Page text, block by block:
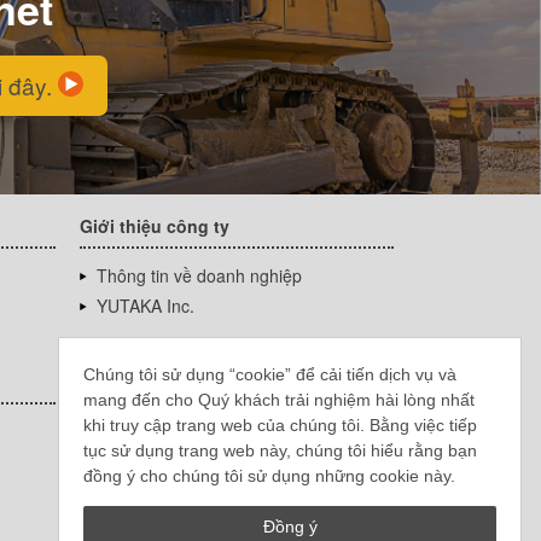
Chúng tôi sử dụng “cookie” để cải tiến dịch vụ và
mang đến cho Quý khách trải nghiệm hài lòng nhất
khi truy cập trang web của chúng tôi. Bằng việc tiếp
tục sử dụng trang web này, chúng tôi hiểu rằng bạn
đồng ý cho chúng tôi sử dụng những cookie này.
Đồng ý
đây.
Giới thiệu công ty
Thông tin về doanh nghiệp
YUTAKA Inc.